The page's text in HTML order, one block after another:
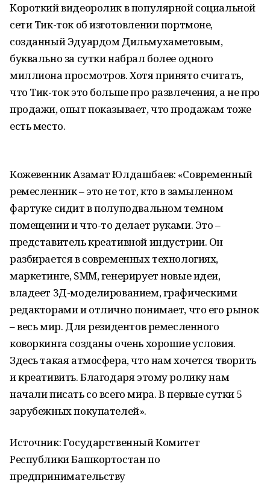
Короткий видеоролик в популярной социальной
сети Тик-ток об изготовлении портмоне,
созданный Эдуардом Дильмухаметовым,
буквально за сутки набрал более одного
миллиона просмотров. Хотя принято считать,
что Тик-ток это больше про развлечения, а не про
продажи, опыт показывает, что продажам тоже
есть место.
Кожевенник Азамат Юлдашбаев: «Современный
ремесленник – это не тот, кто в замыленном
фартуке сидит в полуподвальном темном
помещении и что-то делает руками. Это –
представитель креативной индустрии. Он
разбирается в современных технологиях,
маркетинге, SMM, генерирует новые идеи,
владеет 3Д-моделированием, графическими
редакторами и отлично понимает, что его рынок
– весь мир. Для резидентов ремесленного
коворкинга созданы очень хорошие условия.
Здесь такая атмосфера, что нам хочется творить
и креативить. Благодаря этому ролику нам
начали писать со всего мира. В первые сутки 5
зарубежных покупателей».
Источник: Государственный Комитет
Республики Башкортостан по
предпринимательству